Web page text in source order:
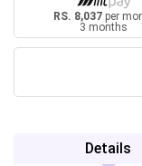
RS. 8,037per
3 months
Details